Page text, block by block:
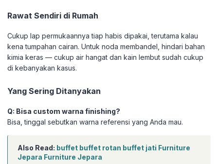
Rawat Sendiri di Rumah
Cukup lap permukaannya tiap habis dipakai, terutama kalau
kena tumpahan cairan. Untuk noda membandel, hindari bahan
kimia keras — cukup air hangat dan kain lembut sudah cukup
di kebanyakan kasus.
Yang Sering Ditanyakan
Q: Bisa custom warna finishing?
Bisa, tinggal sebutkan warna referensi yang Anda mau.
Also Read: buffet buffet rotan buffet jati Furniture
Jepara Furniture Jepara